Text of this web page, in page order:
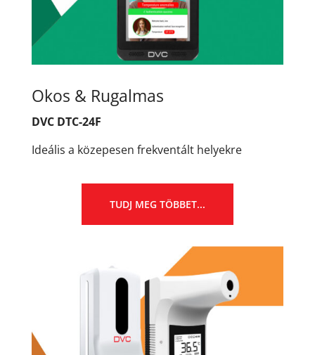
Okos & Rugalmas
DVC DTC-24F
Ideális a közepesen frekventált helyekre
TUDJ MEG TÖBBET...